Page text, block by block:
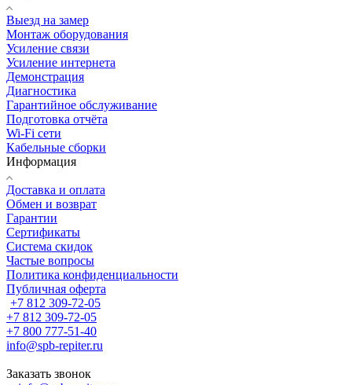
Выезд на замер
Монтаж оборудования
Усиление связи
Усиление интернета
Демонстрация
Диагностика
Гарантийное обслуживание
Подготовка отчёта
Wi-Fi сети
Кабельные сборки
Информация
Доставка и оплата
Обмен и возврат
Гарантии
Сертификаты
Система скидок
Частые вопросы
Политика конфиденциальности
Публичная оферта
+7 812 309-72-05
+7 812 309-72-05
+7 800 777-51-40
info@spb-repiter.ru
Заказать звонок